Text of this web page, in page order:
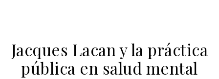
Jacques Lacan y la práctica
pública en salud mental